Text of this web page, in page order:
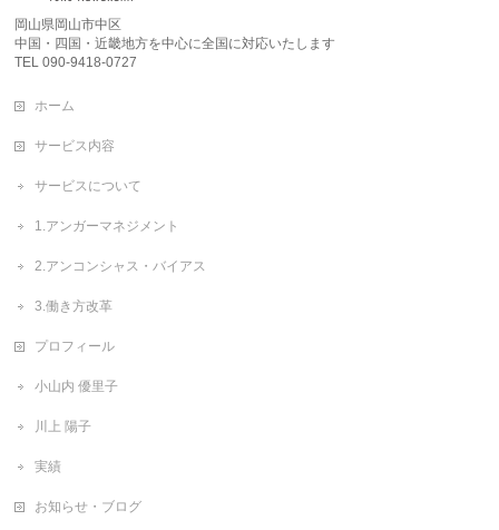
岡山県岡山市中区
中国・四国・近畿地方を中心に全国に対応いたします
TEL 090-9418-0727
ホーム
サービス内容
サービスについて
1.アンガーマネジメント
2.アンコンシャス・バイアス
3.働き方改革
プロフィール
小山内 優里子
川上 陽子
実績
お知らせ・ブログ